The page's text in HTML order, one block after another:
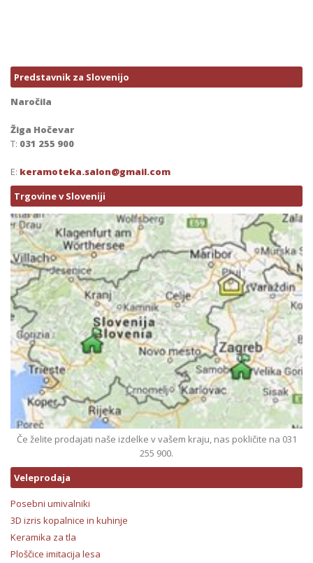
Predstavnik za Slovenijo
Naročila
Žiga Hočevar
T: 031 255 900
E: keramoteka.salon@gmail.com
Trgovine v Sloveniji
Če želite prodajati naše izdelke v vašem kraju, nas pokličite na 031
255 900.
Veleprodaja
Posebni umivalniki
3D izris kopalnice in kuhinje
Keramika za tla
Ploščice imitacija lesa